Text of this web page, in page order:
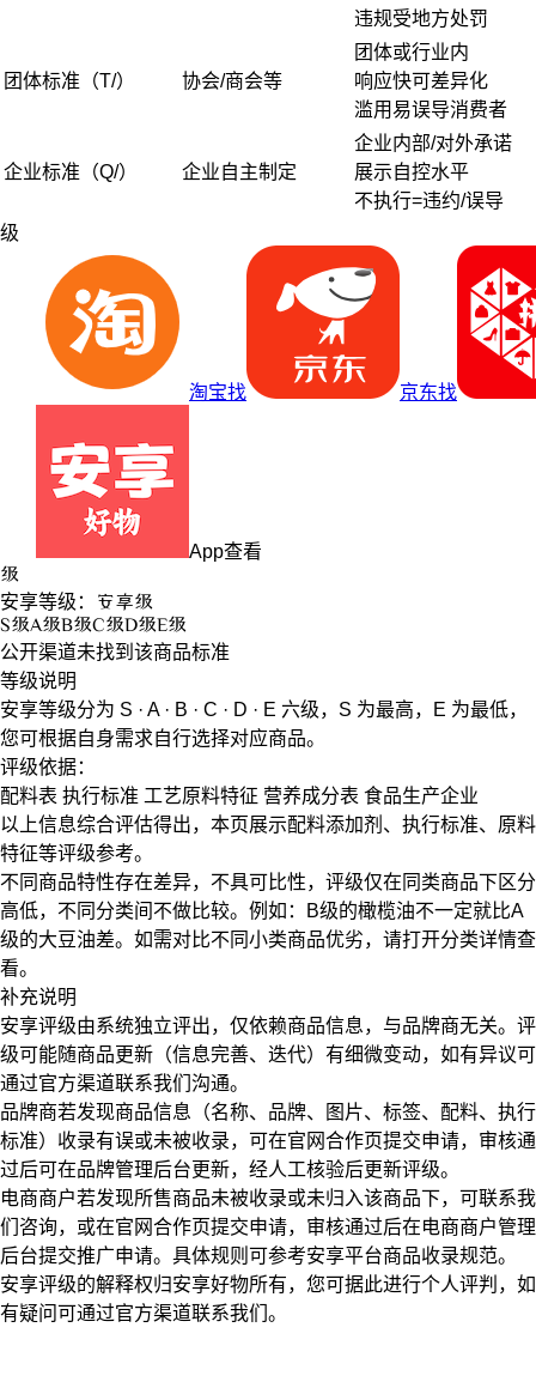
违规受地方处罚
团体标准（T/） 协会/商会等
团体或行业内
响应快可差异化
滥用易误导消费者
企业标准（Q/） 企业自主制定
企业内部/对外承诺
展示自控水平
不执行=违约/误导
级
淘宝找 京东找
App查看
级
安享等级： 安享级
S级A级B级C级D级E级
公开渠道未找到该商品标准
等级说明
安享等级分为 S · A · B · C · D · E 六级， S 为最高， E 为最低，
您可根据自身需求自行选择对应商品。
评级依据：
配料表 执行标准 工艺原料特征 营养成分表 食品生产企业
以上信息综合评估得出，本页展示配料添加剂 、 执行标准、 原料
特征等评级参考。
不同商品特性存在差异，不具可比性，评级仅在 同类商品下区分
高低，不同分类间不做比较。例如：B级的橄榄油不一定就比A
级的大豆油差。如需对比不同小类商品优劣，请打开分类详情查
看。
补充说明
安享评级由系统独立评出，仅依赖商品信息， 与品牌商无关。评
级可能随商品更新（信息完善、迭代）有细微变动，如有异议可
通过官方渠道联系我们沟通。
品牌商若发现商品信息（名称、品牌、图片、标签、配料、执行
标准）收录有误或未被收录，可在官网合作页提交申请，审核通
过后可在品牌管理后台更新，经人工核验后更新评级。
电商商户若发现所售商品未被收录或未归入该商品下，可联系我
们咨询，或在官网合作页提交申请，审核通过后在电商商户管理
后台提交推广申请。具体规则可参考安享平台商品收录规范。
安享评级的解释权归安享好物所有，您可据此进行个人评判，如
有疑问可通过官方渠道联系我们。